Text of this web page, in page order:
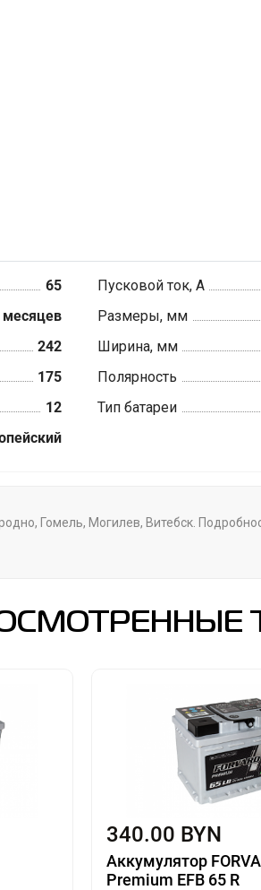
65 Пусковой ток, А
месяцев Размеры, мм
242 Ширина, мм
175 Полярность
12 Тип батареи
Гомель, Могилев, Витебск.
340.00 BYN
Аккумулятор
Premium EFB 65 R